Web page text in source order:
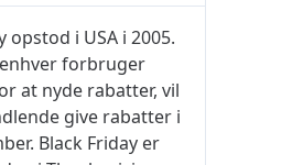
venligst
på hjemmesiden
tid, men når
er vellykket, kan
rabatter og
opstod i USA i 2005.
forbruger
at nyde rabatter, vil
give rabatter i
Black Friday er